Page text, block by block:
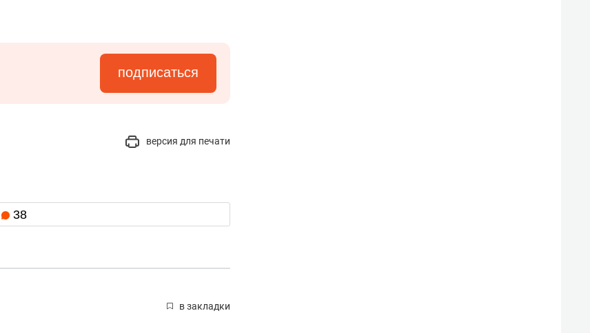
подписаться
версия для печати
38
в закладки